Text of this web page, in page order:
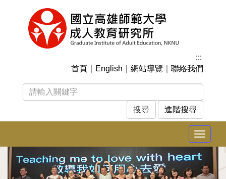
:::
首頁
English 網站導覽 聯絡我們
進階搜尋
Toggle
上
一
下
一